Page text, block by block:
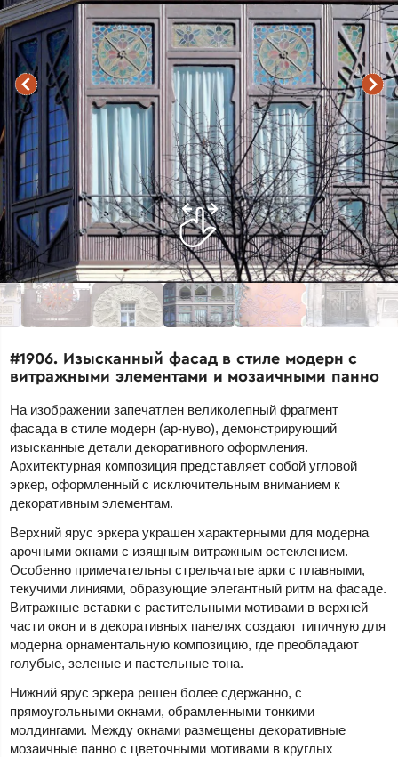
#1906. Изысканный фасад в стиле модерн с
витражными элементами и мозаичными панно
На изображении запечатлен великолепный фрагмент
фасада в стиле модерн (ар-нуво), демонстрирующий
изысканные детали декоративного оформления.
Архитектурная композиция представляет собой угловой
эркер, оформленный с исключительным вниманием к
декоративным элементам.
Верхний ярус эркера украшен характерными для модерна
арочными окнами с изящным витражным остеклением.
Особенно примечательны стрельчатые арки с плавными,
текучими линиями, образующие элегантный ритм на фасаде.
Витражные вставки с растительными мотивами в верхней
части окон и в декоративных панелях создают типичную для
модерна орнаментальную композицию, где преобладают
голубые, зеленые и пастельные тона.
Нижний ярус эркера решен более сдержанно, с
прямоугольными окнами, обрамленными тонкими
молдингами. Между окнами размещены декоративные
мозаичные панно с цветочными мотивами в круглых